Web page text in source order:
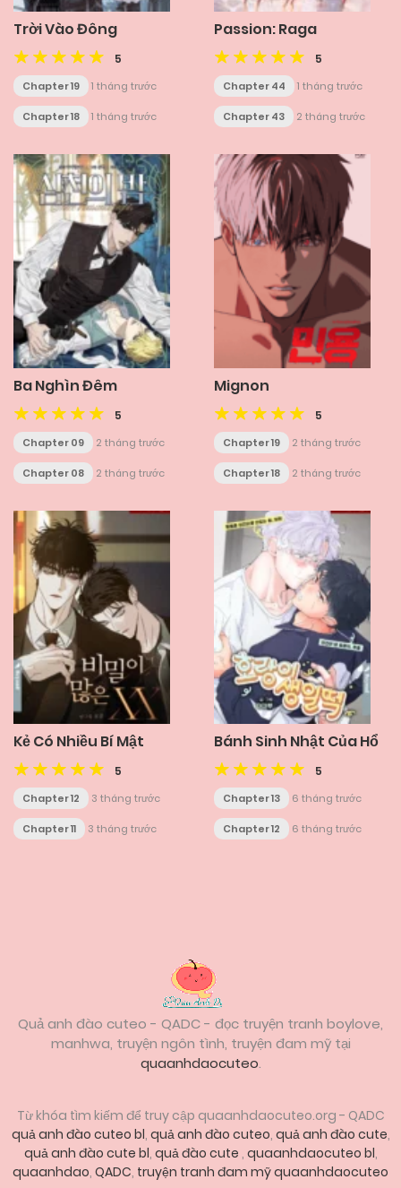
Trời Vào Đông
5
Chapter 19 1 tháng trước
Chapter 18 1 tháng trước
Passion: Raga
5
Chapter 44 1 tháng trước
Chapter 43 2 tháng trước
Ba Nghìn Đêm
5
Chapter 09 2 tháng trước
Chapter 08 2 tháng trước
Mignon
5
Chapter 19 2 tháng trước
Chapter 18 2 tháng trước
Kẻ Có Nhiều Bí Mật
5
Chapter 12 3 tháng trước
Chapter 11 3 tháng trước
Bánh Sinh Nhật Của Hổ
5
Chapter 13 6 tháng trước
Chapter 12 6 tháng trước
Quả anh đào cuteo - QADC - đọc truyện tranh boylove,
manhwa, truyện ngôn tình, truyện đam mỹ tại
quaanhdaocuteo.
Từ khóa tìm kiếm để truy cập quaanhdaocuteo.org - QADC
quả anh đào cuteo bl, quả anh đào cuteo, quả anh đào cute,
quả anh đào cute bl, quả đào cute , quaanhdaocuteo bl,
quaanhdao, QADC, truyện tranh đam mỹ quaanhdaocuteo